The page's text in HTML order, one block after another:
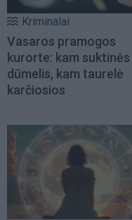
Kriminalai
Vasaros pramogos
kurorte: kam suktinės
dūmelis, kam taurelė
karčiosios